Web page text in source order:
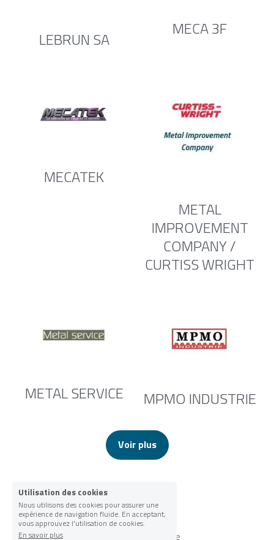
LEBRUN SA MECA 3F
MECATEK
METAL
IMPROVEMENT
COMPANY /
CURTISS WRIGHT
METAL SERVICE MPMO INDUSTRIE
Voir plus
UIMM Loiret - Touraine
Utilisation des cookies
Nous utilisons des cookies pour assurer une
expérience de navigation fluide. En acceptant,
vous approuvez l'utilisation de cookies.
En savoir plus